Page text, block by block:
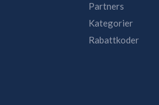
Partners
Kategorier
Rabattkoder